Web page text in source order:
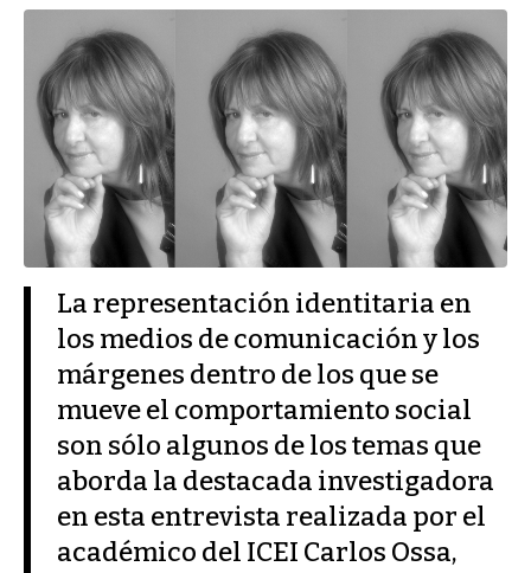
La representación identitaria en
los medios de comunicación y los
márgenes dentro de los que se
mueve el comportamiento social
son sólo algunos de los temas que
aborda la destacada investigadora
en esta entrevista realizada por el
académico del ICEI Carlos Ossa,